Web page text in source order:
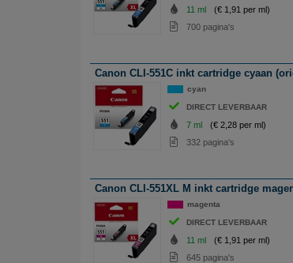
11 ml
(€ 1,91 per ml)
700 pagina's
Canon CLI-551C inkt cartridge cyaan
cyan
DIRECT LEVERBAAR
7 ml
(€ 2,28 per ml)
332 pagina's
Canon CLI-551XL M inkt cartridge
magenta
DIRECT LEVERBAAR
11 ml
(€ 1,91 per ml)
645 pagina's